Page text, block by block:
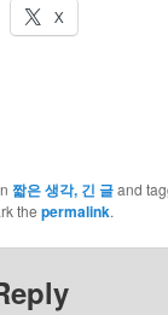
X
짧은 생각, 긴 글and
thepermalink.